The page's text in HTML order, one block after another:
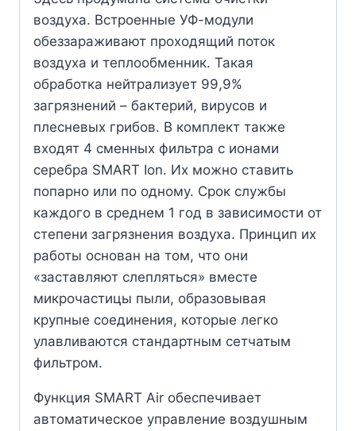
воздуха. Встроенные УФ-модули
обеззараживают проходящий поток
воздуха и теплообменник. Такая
обработка нейтрализует 99,9%
загрязнений – бактерий, вирусов и
плесневых грибов. В комплект также
входят 4 сменных фильтра с ионами
серебра SMART Ion. Их можно ставить
попарно или по одному. Срок службы
каждого в среднем 1 год в зависимости от
степени загрязнения воздуха. Принцип их
работы основан на том, что они
«заставляют слепляться» вместе
микрочастицы пыли, образовывая
крупные соединения, которые легко
улавливаются стандартным сетчатым
фильтром.
Функция SMART Air обеспечивает
автоматическое управление воздушным